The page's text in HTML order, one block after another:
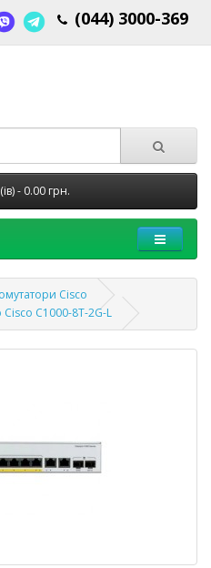
(044) 3000-369
- 0.00 грн.
Cisco
Cisco C1000-8T-2G-L